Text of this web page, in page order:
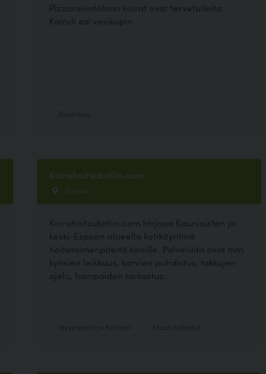
Pizzaravintolaan koirat ovat tervetulleita.
Koiruli sai vesikupin.
Koirahoitsukotiin.com
, Espoo
Koirahoitsukotiin.com tarjoaa Kauniaisten ja
keski-Espoon alueella kotikäyntinä
hoitotoimenpiteitä koirille. Palveluita ovat mm.
kynsien leikkaus, korvien puhdistus, takkujen
ajelu, hampaiden tarkastus...